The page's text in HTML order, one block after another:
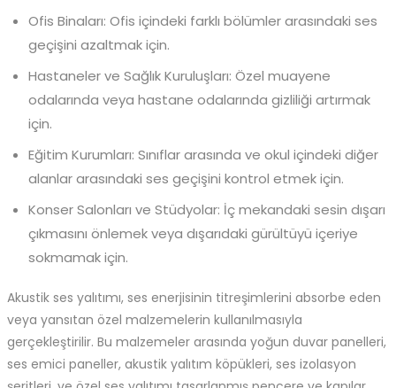
Ofis Binaları: Ofis içindeki farklı bölümler arasındaki ses
geçişini azaltmak için.
Hastaneler ve Sağlık Kuruluşları: Özel muayene
odalarında veya hastane odalarında gizliliği artırmak
için.
Eğitim Kurumları: Sınıflar arasında ve okul içindeki diğer
alanlar arasındaki ses geçişini kontrol etmek için.
Konser Salonları ve Stüdyolar: İç mekandaki sesin dışarı
çıkmasını önlemek veya dışarıdaki gürültüyü içeriye
sokmamak için.
Akustik ses yalıtımı, ses enerjisinin titreşimlerini absorbe eden
veya yansıtan özel malzemelerin kullanılmasıyla
gerçekleştirilir. Bu malzemeler arasında yoğun duvar panelleri,
ses emici paneller, akustik yalıtım köpükleri, ses izolasyon